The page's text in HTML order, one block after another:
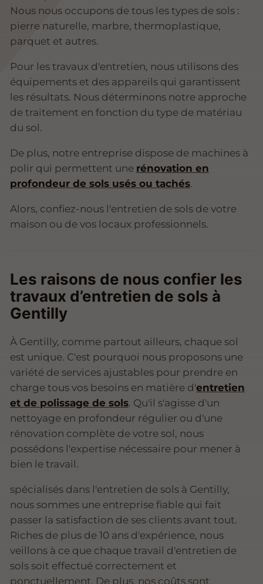
Nous nous occupons de tous les types de sols :
pierre naturelle, marbre, thermoplastique,
parquet et autres.
Pour les travaux d'entretien, nous utilisons des
équipements et des appareils qui garantissent
les résultats. Nous déterminons notre approche
de traitement en fonction du type de matériau
du sol.
De plus, notre entreprise dispose de machines à
polir qui permettent une rénovation en
profondeur de sols usés ou tachés.
Alors, confiez-nous l'entretien de sols de votre
maison ou de vos locaux professionnels.
Les raisons de nous confier les
travaux d’entretien de sols à
Gentilly
À Gentilly, comme partout ailleurs, chaque sol
est unique. C'est pourquoi nous proposons une
variété de services ajustables pour prendre en
charge tous vos besoins en matière d'entretien
et de polissage de sols. Qu'il s'agisse d'un
nettoyage en profondeur régulier ou d'une
rénovation complète de votre sol, nous
possédons l'expertise nécessaire pour mener à
bien le travail.
spécialisés dans l'entretien de sols à Gentilly,
nous sommes une entreprise fiable qui fait
passer la satisfaction de ses clients avant tout.
Riches de plus de 10 ans d'expérience, nous
veillons à ce que chaque travail d'entretien de
sols soit effectué correctement et
ponctuellement. De plus, nos coûts sont